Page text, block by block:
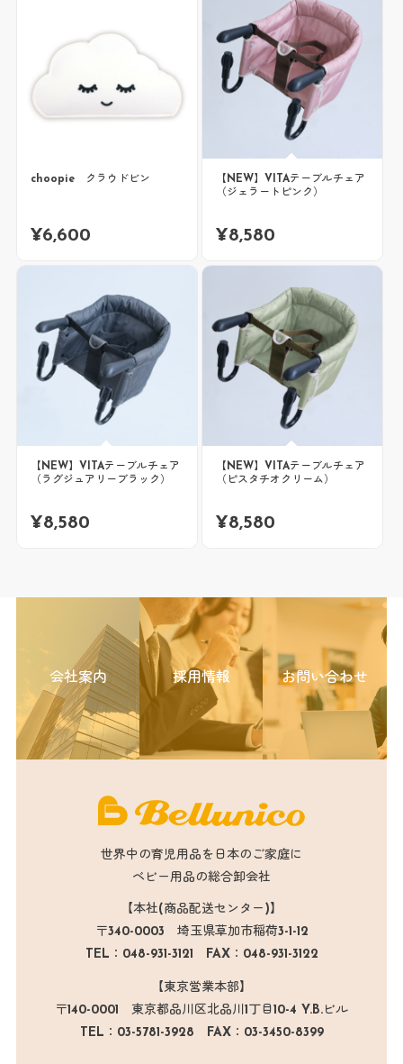
choopie クラウドビン
¥6,600
【NEW】VITAテーブルチェア
（ジェラートピンク）
¥8,580
【NEW】VITAテーブルチェア
（ラグジュアリーブラック）
¥8,580
【NEW】VITAテーブルチェア
（ピスタチオクリーム）
¥8,580
会社案内 採用情報 お問い合わせ
世界中の育児用品を日本のご家庭に
ベビー用品の総合卸会社
【本社(商品配送センター)】
〒340-0003 埼玉県草加市稲荷3-1-12
TEL：048-931-3121 FAX：048-931-3122
【東京営業本部】
〒140-0001 東京都品川区北品川1丁目10-4 Y.B.ビル
TEL：03-5781-3928 FAX：03-3450-8399